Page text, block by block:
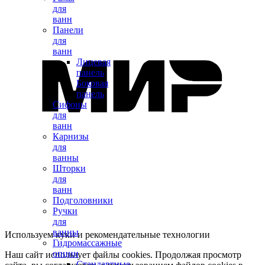
для
ванн
Панели
для
ванн
Лицевая
панель
Боковая
панель
Сифоны
для
ванн
Карнизы
для
ванны
Шторки
для
ванн
Подголовники
Ручки
для
ванны
Гидромассажные
опции
Используем куки и рекомендательные технологии
Наш сайт использует файлы cookies. Продолжая просмотр